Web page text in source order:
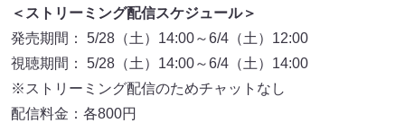
＜ストリーミング配信スケジュール＞
発売期間： 5/28（土）14:00～6/4（土）12:00
視聴期間： 5/28（土）14:00～6/4（土）14:00
※ストリーミング配信のためチャットなし
配信料金：各800円